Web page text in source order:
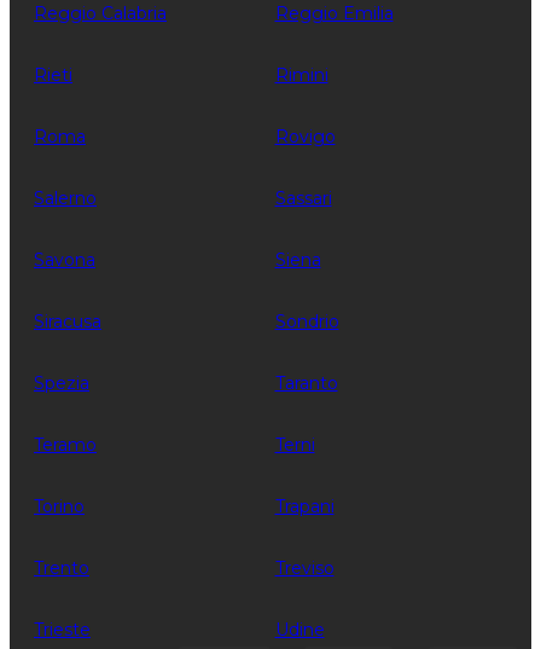
Reggio Calabria Reggio Emilia
Rieti Rimini
Roma Rovigo
Salerno Sassari
Savona Siena
Siracusa Sondrio
Spezia Taranto
Teramo Terni
Torino Trapani
Trento Treviso
Trieste Udine